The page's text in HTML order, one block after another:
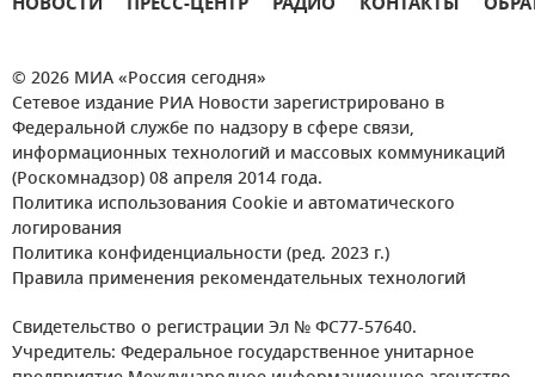
© 2026 МИА «Россия сегодня»
Сетевое издание РИА Новости зарегистрировано в
Федеральной службе по надзору в сфере связи,
информационных технологий и массовых коммуникаций
(Роскомнадзор) 08 апреля 2014 года.
Политика использования Cookie и автоматического
логирования
Политика конфиденциальности (ред. 2023 г.)
Правила применения рекомендательных технологий
Свидетельство о регистрации Эл № ФС77-57640.
Учредитель: Федеральное государственное унитарное